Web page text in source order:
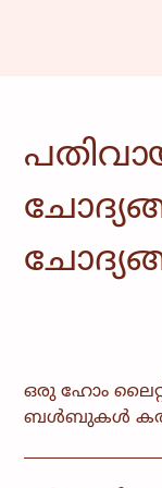
ഒരു ഹോം
ബൾബുകൾ